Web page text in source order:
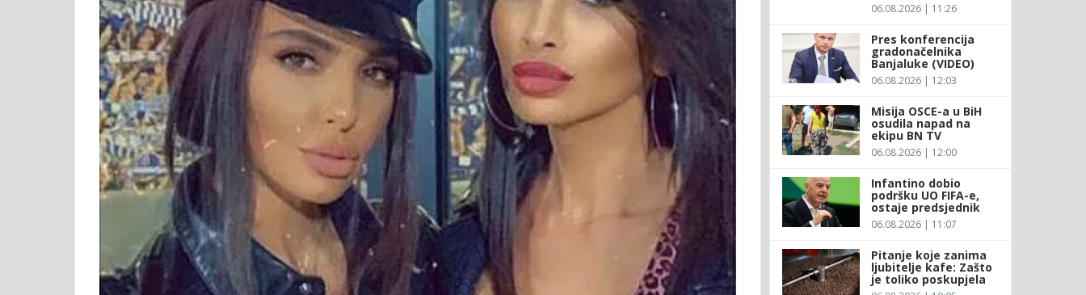
06.08.2026 | 11:26
Pres konferencija
gradonačelnika
Banjaluke (VIDEO)
06.08.2026 | 12:03
Misija OSCE-a u BiH
osudila napad na
ekipu BN TV
06.08.2026 | 12:00
Infantino dobio
podršku UO FIFA-e,
ostaje predsjednik
06.08.2026 | 11:07
Pitanje koje zanima
ljubitelje kafe: Zašto
je toliko poskupjela